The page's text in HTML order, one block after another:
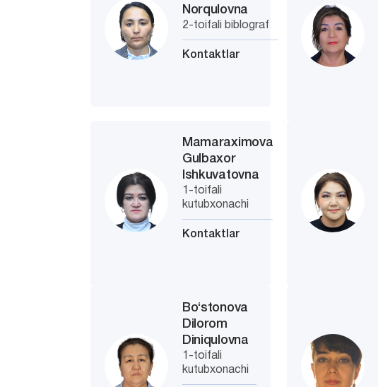
Norqulovna
2-toifali biblograf
Kontaktlar
Mamaraximova
Gulbaxor
Ishkuvatovna
1-toifali
kutubxonachi
Kontaktlar
Bo‘stonova
Dilorom
Diniqulovna
1-toifali
kutubxonachi